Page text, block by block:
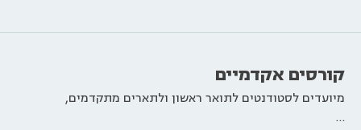
קורסים אקדמיים
מיועדים לסטודנטים לתואר ראשון ולתארים מתקדמים,
…